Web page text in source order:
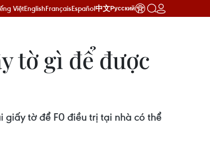
ViệtEnglishFrançaisEspañol中文Русский
tờ gì để được
tờ để F0 điều trị tại nhà có thể